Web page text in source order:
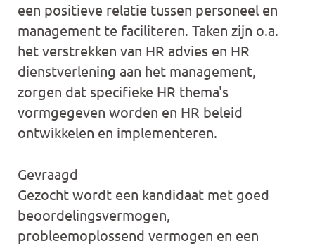
een positieve relatie tussen personeel en
management te faciliteren. Taken zijn o.a.
het verstrekken van HR advies en HR
dienstverlening aan het management,
zorgen dat specifieke HR thema's
vormgegeven worden en HR beleid
ontwikkelen en implementeren.
Gevraagd
Gezocht wordt een kandidaat met goed
beoordelingsvermogen,
probleemoplossend vermogen en een